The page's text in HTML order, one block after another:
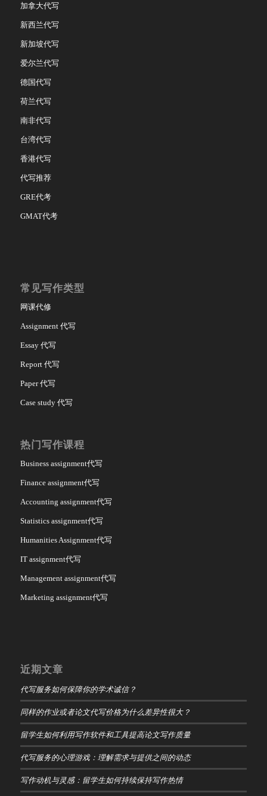
加拿大代写
新西兰代写
新加坡代写
爱尔兰代写
德国代写
荷兰代写
南非代写
台湾代写
香港代写
代写推荐
GRE代考
GMAT代考
常见写作类型
网课代修
Assignment 代写
Essay 代写
Report 代写
Paper 代写
Case study 代写
热门写作课程
Business assignment代写
Finance assignment代写
Accounting assignment代写
Statistics assignment代写
Humanities Assignment代写
IT assignment代写
Management assignment代写
Marketing assignment代写
近期文章
代写服务如何保障你的学术诚信？
同样的作业或者论文代写价格为什么差异性很大？
留学生如何利用写作软件和工具提高论文写作质量
代写服务的心理游戏：理解需求与提供之间的动态
写作动机与灵感：留学生如何持续保持写作热情